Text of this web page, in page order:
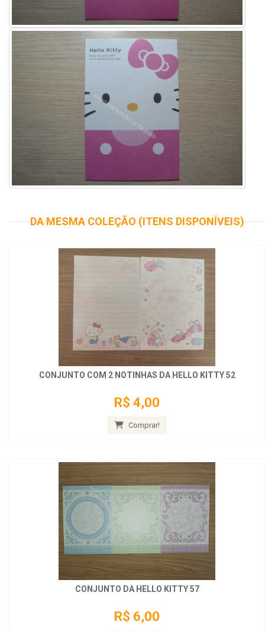
DA MESMA COLEÇÃO (ITENS DISPONÍVEIS)
CONJUNTO COM 2 NOTINHAS DA HELLO KITTY 52
R$ 4,00
Comprar!
CONJUNTO DA HELLO KITTY 57
R$ 6,00